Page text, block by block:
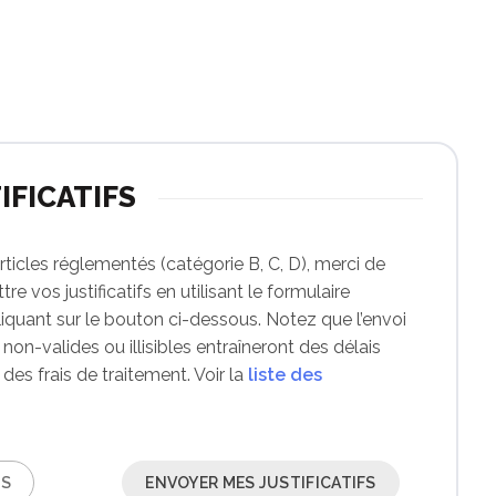
réglementés (catégorie B, C, D), merci de
vos justificatifs en utilisant le formulaire
sur le bouton ci-dessous. Notez que l’envoi
valides ou illisibles entraîneront des délais
frais de traitement. Voir la liste des
ENVOYER MES JUSTIFICATIFS